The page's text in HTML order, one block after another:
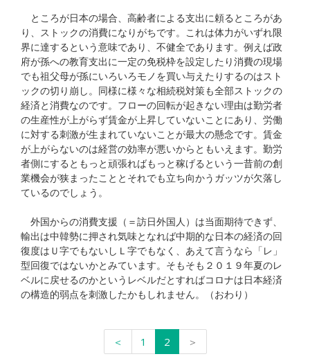
ところが日本の場合、高齢者による支出に頼るところがあ
り、ストックの消費になりがちです。これは体力がいずれ限
界に達するという意味であり、不健全であります。例えば政
府が孫への教育支出に一定の免税枠を設定したり消費の現場
でも祖父母が孫にいろいろモノを買い与えたりするのはスト
ックの切り崩し。同様に様々な相続税対策も全部ストックの
経済と消費なのです。フローの回転が起きない理由は勤労者
の生産性が上がらず賃金が上昇していないことにあり、労働
に対する刺激が生まれていないことが最大の懸念です。賃金
が上がらないのは経営の効率が悪いからともいえます。勤労
者側にするともっと頑張ればもっと稼げるという一昔前の創
業機会が狭まったこととそれでも立ち向かうガッツが欠落し
ているのでしょう。
外国からの消費支援（＝訪日外国人）は当面期待できず、
輸出は中韓勢に押され気味となれば中期的な日本の経済の回
復度はＵ字でもないしＬ字でもなく、あえて言うなら「レ」
型回復ではないかとみています。そもそも２０１９年夏のレ
ベルに戻せるのかというレベルだとすればコロナは日本経済
の構造的弱点を刺激したかもしれません。（おわり）
＜ 1 2 ＞